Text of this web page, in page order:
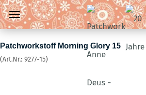
Patchworkstoff Morning Glory 15
(Art.Nr.: 9277-15)